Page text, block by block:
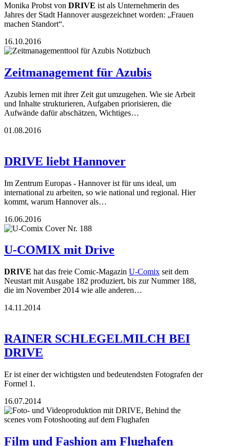
Monika Probst von DRIVE ist als Unternehmerin des
Jahres der Stadt Hannover ausgezeichnet worden: „Frauen
machen Standort“.
16.10.2016
Zeitmanagement für Azubis
Azubis lernen mit ihrer Zeit gut umzugehen. Wie sie Arbeit
und Inhalte strukturieren, Aufgaben priorisieren, die
Aufwände dafür abschätzen, Wichtiges…
01.08.2016
DRIVE liebt Hannover
Im Zentrum Europas - Hannover ist für uns ideal, um
international zu arbeiten, so wie national und regional. Hier
kommt, warum Hannover als…
16.06.2016
U-COMIX mit Drive
DRIVE hat das freie Comic-Magazin U-Comix seit dem
Neustart mit Ausgabe 182 produziert, bis zur Nummer 188,
die im November 2014 wie alle anderen…
14.11.2014
RAINER SCHLEGELMILCH BEI
DRIVE
Er ist einer der wichtigsten und bedeutendsten Fotografen der
Formel 1.
16.07.2014
Film und Fashion am Flughafen